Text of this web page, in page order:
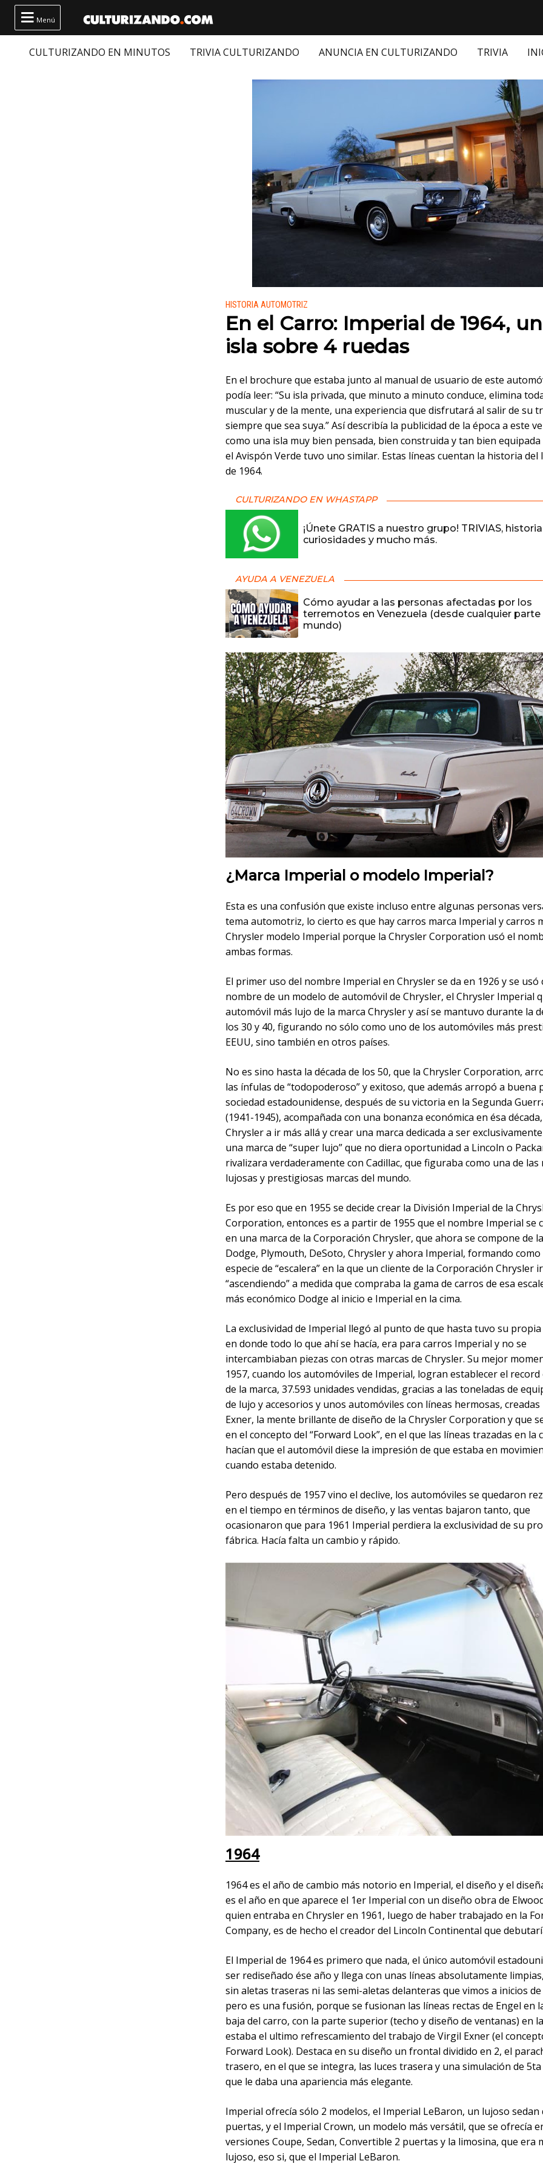
 Menú
CULTURIZANDO EN MINUTOS TRIVIA CULTURIZANDO ANUNCIA EN CULTURIZANDO TRIVIA
Publicado en:
HISTORIA AUTOMOTRIZ
En el Carro: Imperial de 1964,
isla sobre 4 ruedas
En el brochure que estaba junto al manual de usuario de este
podía leer: “Su isla privada, que minuto a minuto conduce, elimina
muscular y de la mente, una experiencia que disfrutará al salir de su
siempre que sea suya.” Así describía la publicidad de la época a este
como una isla muy bien pensada, bien construida y tan bien
el Avispón Verde tuvo uno similar. Estas líneas cuentan la historia del
de 1964.
CULTURIZANDO EN WHASTAPP
¡Únete GRATIS a nuestro grupo! TRIVIAS,
curiosidades y mucho más.
AYUDA A VENEZUELA
Cómo ayudar a las personas afectadas por los
terremotos en Venezuela (desde cualquier parte
mundo)
¿Marca Imperial o modelo Imperial?
Esta es una confusión que existe incluso entre algunas personas
tema automotriz, lo cierto es que hay carros marca Imperial y carros
Chrysler modelo Imperial porque la Chrysler Corporation usó el
ambas formas.
El primer uso del nombre Imperial en Chrysler se da en 1926 y se usó
nombre de un modelo de automóvil de Chrysler, el Chrysler Imperial
automóvil más lujo de la marca Chrysler y así se mantuvo durante la
los 30 y 40, figurando no sólo como uno de los automóviles más
EEUU, sino también en otros países.
No es sino hasta la década de los 50, que la Chrysler Corporation,
las ínfulas de “todopoderoso” y exitoso, que además arropó a buena
sociedad estadounidense, después de su victoria en la Segunda
(1941-1945), acompañada con una bonanza económica en ésa
Chrysler a ir más allá y crear una marca dedicada a ser
una marca de “super lujo” que no diera oportunidad a Lincoln o
rivalizara verdaderamente con Cadillac, que figuraba como una de las
lujosas y prestigiosas marcas del mundo.
Es por eso que en 1955 se decide crear la División Imperial de la
Corporation, entonces es a partir de 1955 que el nombre Imperial se
en una marca de la Corporación Chrysler, que ahora se compone de
Dodge, Plymouth, DeSoto, Chrysler y ahora Imperial, formando
especie de “escalera” en la que un cliente de la Corporación Chrysler
“ascendiendo” a medida que compraba la gama de carros de esa
más económico Dodge al inicio e Imperial en la cima.
La exclusividad de Imperial llegó al punto de que hasta tuvo su
en donde todo lo que ahí se hacía, era para carros Imperial y no se
intercambiaban piezas con otras marcas de Chrysler. Su mejor
1957, cuando los automóviles de Imperial, logran establecer el record
de la marca, 37.593 unidades vendidas, gracias a las toneladas de
de lujo y accesorios y unos automóviles con líneas hermosas,
Exner, la mente brillante de diseño de la Chrysler Corporation y que
en el concepto del “Forward Look”, en el que las líneas trazadas en la
hacían que el automóvil diese la impresión de que estaba en
cuando estaba detenido.
Pero después de 1957 vino el declive, los automóviles se quedaron
en el tiempo en términos de diseño, y las ventas bajaron tanto, que
ocasionaron que para 1961 Imperial perdiera la exclusividad de su
fábrica. Hacía falta un cambio y rápido.
1964
1964 es el año de cambio más notorio en Imperial, el diseño y el
es el año en que aparece el 1er Imperial con un diseño obra de
quien entraba en Chrysler en 1961, luego de haber trabajado en la
Company, es de hecho el creador del Lincoln Continental que
El Imperial de 1964 es primero que nada, el único automóvil
ser rediseñado ése año y llega con unas líneas absolutamente
sin aletas traseras ni las semi-aletas delanteras que vimos a inicios
pero es una fusión, porque se fusionan las líneas rectas de Engel en
baja del carro, con la parte superior (techo y diseño de ventanas) en
estaba el ultimo refrescamiento del trabajo de Virgil Exner (el
Forward Look). Destaca en su diseño un frontal dividido en 2, el
trasero, en el que se integra, las luces trasera y una simulación de
que le daba una apariencia más elegante.
Imperial ofrecía sólo 2 modelos, el Imperial LeBaron, un lujoso sedan
puertas, y el Imperial Crown, un modelo más versátil, que se ofrecía
versiones Coupe, Sedan, Convertible 2 puertas y la limosina, que era
lujoso, eso si, que el Imperial LeBaron.